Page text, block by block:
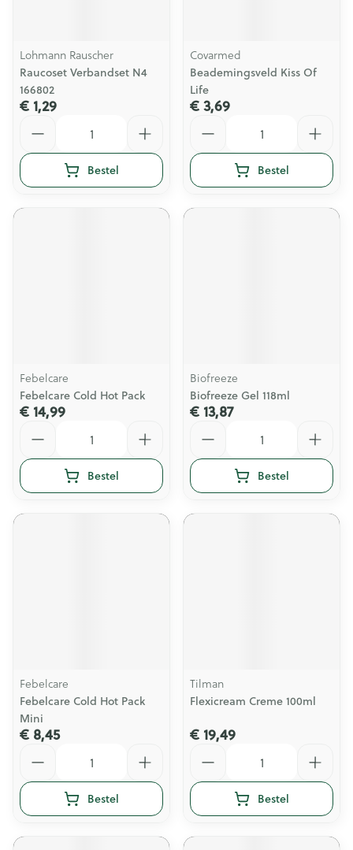
Lohmann Rauscher
Raucoset Verbandset N4
166802
€ 1,29
Bestel
Covarmed
Beademingsveld Kiss Of
Life
€ 3,69
Bestel
Febelcare
Febelcare Cold Hot Pack
€ 14,99
Bestel
Biofreeze
Biofreeze Gel 118ml
€ 13,87
Bestel
Febelcare
Febelcare Cold Hot Pack
Mini
€ 8,45
Bestel
Tilman
Flexicream Creme 100ml
€ 19,49
Bestel